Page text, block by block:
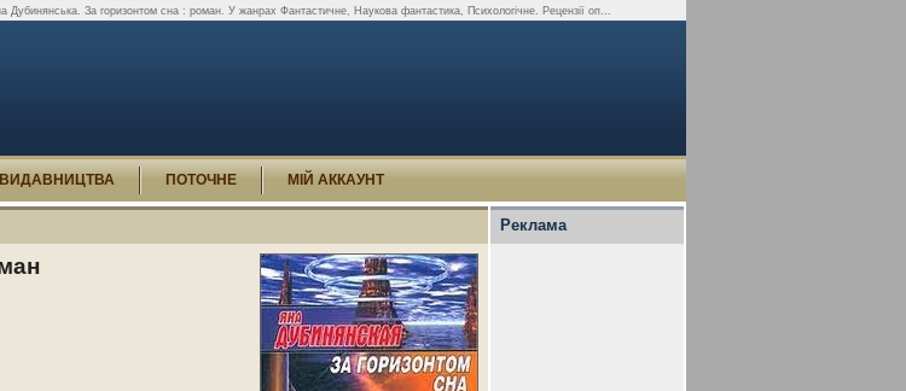
Дубинянська. За горизонтом сна : роман. У жанрах Фантастичне, Наукова фантастика, Психологічне. Рецензії оп...
ВИДАВНИЦТВА ПОТОЧНЕ МІЙ АККАУНТ
Реклама